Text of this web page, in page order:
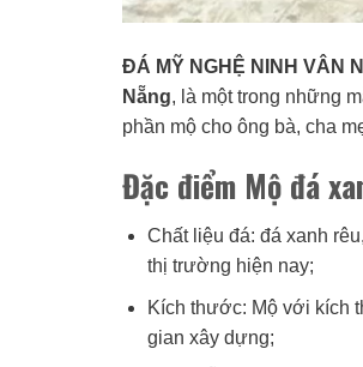
ĐÁ MỸ NGHỆ NINH VÂN
Nẵng, là một trong những
phần mộ cho ông bà, cha
Đặc điểm Mộ đá
Chất liệu đá: đá xanh
thị trường hiện nay;
Kích thước: Mộ với kích
gian xây dựng;